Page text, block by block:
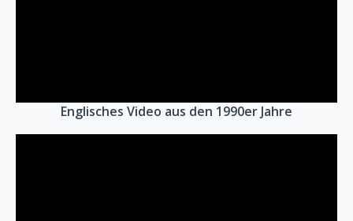
Englisches Video aus den 1990er Jahre